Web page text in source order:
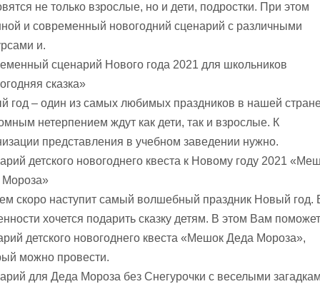
не только взрослые, но и дети, подростки. При этом
и современный новогодний сценарий с различными
и.
сценарий Нового года 2021 для школьников
сказка»
год – один из самых любимых праздников в нашей
нетерпением ждут как дети, так и взрослые. К
представления в учебном заведении нужно.
детского новогоднего квеста к Новому году 2021
скоро наступит самый волшебный праздник Новый год.
хочется подарить сказку детям. В этом Вам поможет
детского новогоднего квеста «Мешок Деда Мороза»,
можно провести.
для Деда Мороза без Снегурочки с веселыми